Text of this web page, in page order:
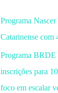
Programa
Catarinense com
Programa
inscrições para
foco em escalar